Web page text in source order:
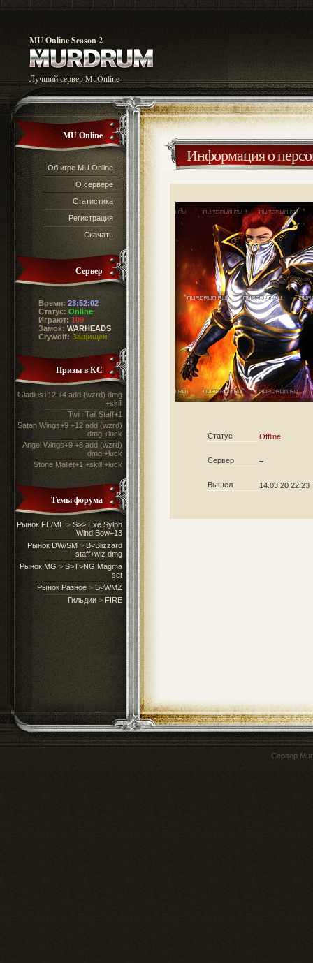
MU Online Season 2
Лучший сервер MuOnline
MU Online
Об игре MU Online
О сервере
Статистика
Регистрация
Скачать
Сервер
Время: 23:52:02
Статус: Online
Играют: 109
Замок: WARHEADS
Crywolf: Защищен
Призы в КС
Gladius+12 +4 add (wzrd) dmg
+skill
Twin Tail Staff+1
Satan Wings+9 +12 add (wzrd)
dmg +luck
Angel Wings+9 +8 add (wzrd)
dmg +luck
Stone Mallet+1 +skill +luck
Темы форума
Рынок FE/ME > S>> Exe Sylph
Wind Bow+13
Рынок DW/SM > B<Blizzard
staff+wiz dmg
Рынок MG > S>T>NG Magma
set
Рынок Разное > B<WMZ
Гильдии > FIRE
Информация о
Статус Offline
Сервер –
Вышел 14.03.20 22:23
Сервер